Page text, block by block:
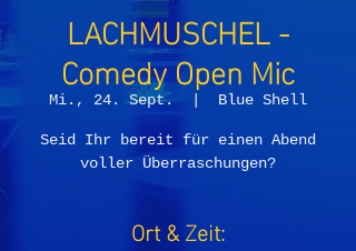
LACHMUSCHEL -
Comedy Open Mic
Mi., 24. Sept.
  |
Blue Shell
Seid Ihr bereit für einen Abend
voller Überraschungen?
Ort & Zeit: